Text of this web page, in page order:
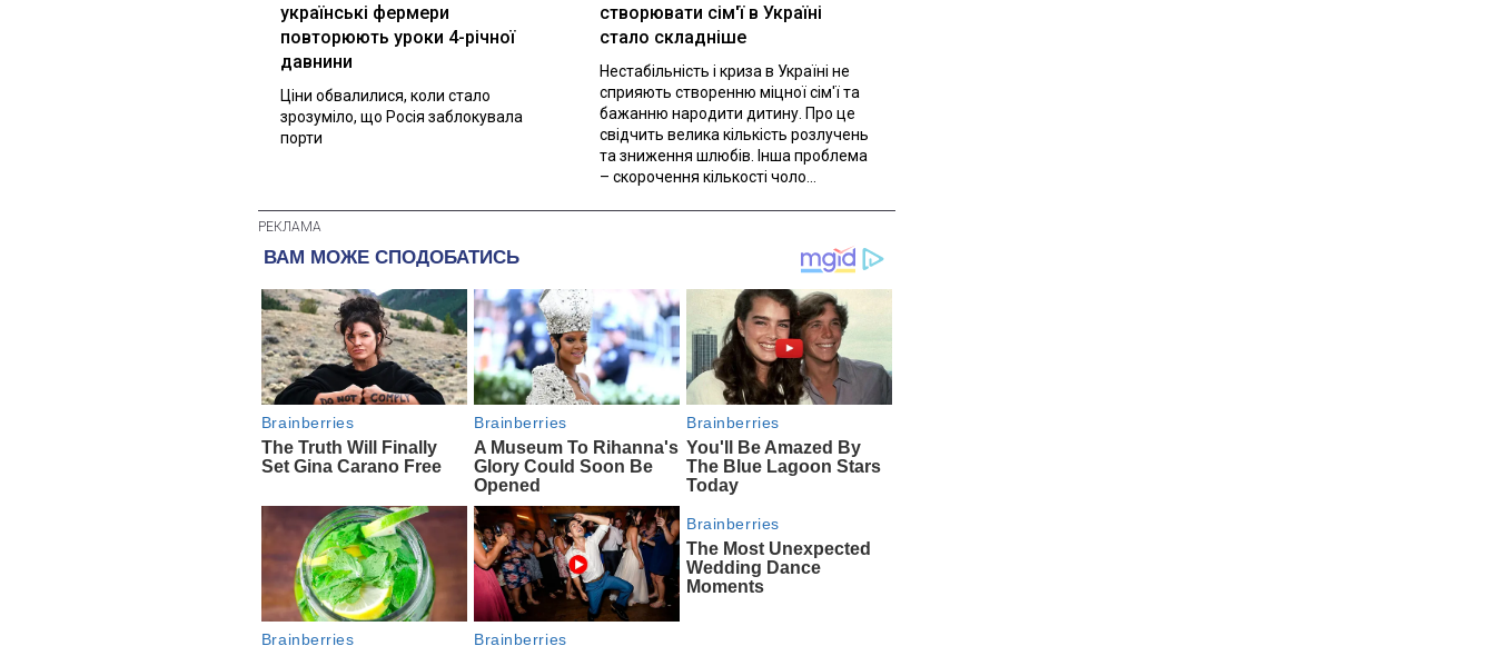
українські фермери
повторюють уроки 4-річної
давнини
Ціни обвалилися, коли стало
зрозуміло, що Росія заблокувала
порти
створювати сім'ї в Україні
стало складніше
Нестабільність і криза в Україні не
сприяють створенню міцної сім'ї та
бажанню народити дитину. Про це
свідчить велика кількість розлучень
та зниження шлюбів. Інша проблема
– скорочення кількості чоло...